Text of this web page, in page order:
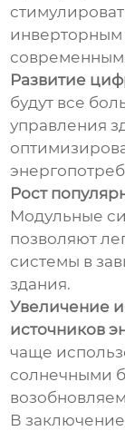
инверторным
Развитие
будут все
управления
Рост
Модульные
позволяют
системы в
здания.
Увеличение
источников
чаще
солнечными
В